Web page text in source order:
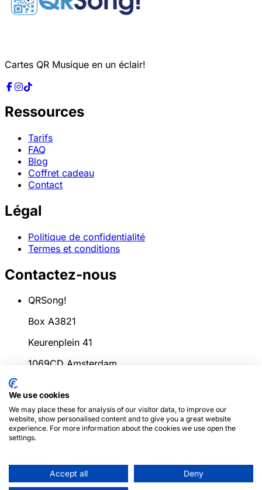
Cartes QR Musique en un éclair!
Ressources
Tarifs
FAQ
Blog
Coffret cadeau
Contact
Légal
Politique de confidentialité
Termes et conditions
Contactez-nous
QRSong!
Box A3821
Keurenplein 41
1069CD Amsterdam
info@qrsong.io
CoC: 99311917
QRSong!Tous droits réservés. (v1.0.2)
est protégé par reCAPTCHA et la
We use cookies
We may place these for analysis of our visitor data, to improve our
website, show personalised content and to give you a great website
experience. For more information about the cookies we use open the
settings.
Accept all Deny